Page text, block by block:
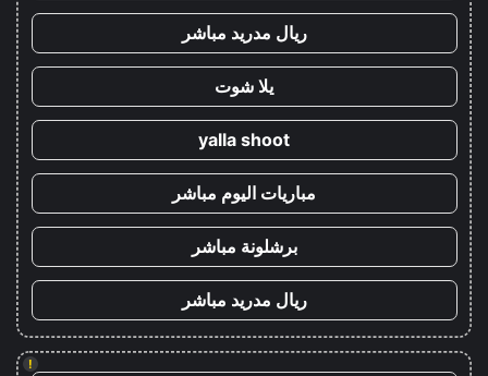
ريال مدريد مباشر
يلا شوت
yalla shoot
مباريات اليوم مباشر
برشلونة مباشر
ريال مدريد مباشر
!